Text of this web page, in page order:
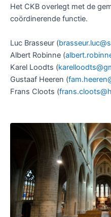
Het CKB overlegt met de
coördinerende functie.
Luc Brasseur (
Albert Robinne (
Karel Loodts (
Gustaaf Heeren (
Frans Cloots (